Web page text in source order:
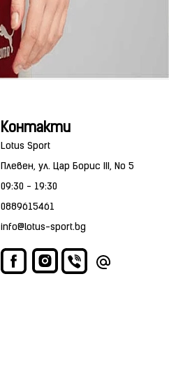
Контакти
Lotus Sport
Плевен, ул. Цар Борис III, No 5
09:30 - 19:30
0889615461
info@lotus-sport.bg